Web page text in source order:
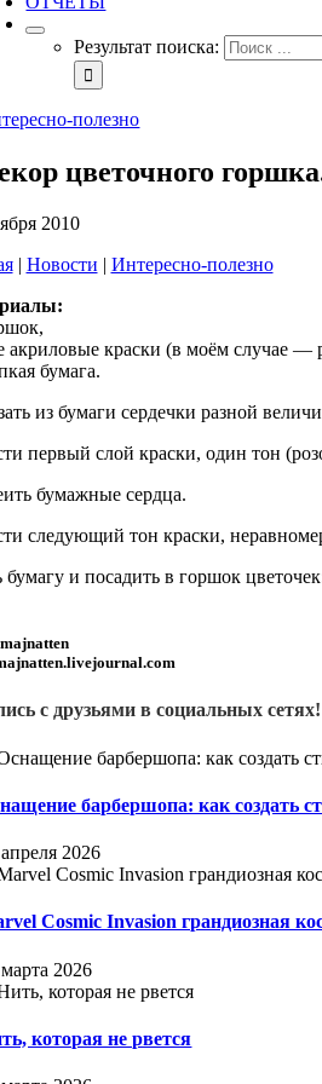
Результат поиска:
полезно
цветочного
2010
| Новости | Интересно-полезно
краски (в моём случае —
бумага.
из бумаги сердечки разной
первый слой краски, один тон
бумажные сердца.
следующий тон краски,
бумагу и посадить в горшок
с друзьями в социальных сетях!
барбершопа: как создать
2026
Cosmic Invasion грандиозная
2026
которая не рвется